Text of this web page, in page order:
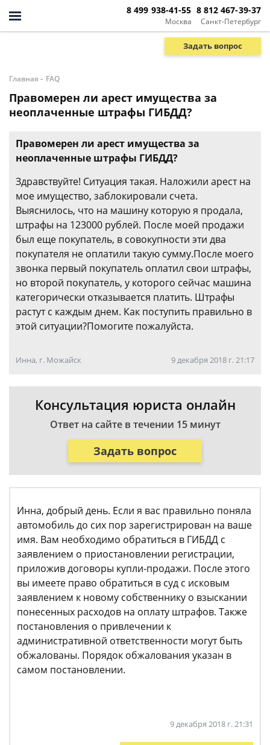
Москва
8 499 938-41-55
Санкт-Петербург
8 812 467-39-37
Задать вопрос
Главная - FAQ
Правомерен ли арест имущества за
неоплаченные штрафы ГИБДД?
Правомерен ли арест имущества за
неоплаченные штрафы ГИБДД?
Здравствуйте! Ситуация такая. Наложили арест на
мое имущество, заблокировали счета.
Выяснилось, что на машину которую я продала,
штрафы на 123000 рублей. После моей продажи
был еще покупатель, в совокупности эти два
покупателя не оплатили такую сумму.После моего
звонка первый покупатель оплатил свои штрафы,
но второй покупатель, у которого сейчас машина
категорически отказывается платить. Штрафы
растут с каждым днем. Как поступить правильно в
этой ситуации?Помогите пожалуйста.
Инна, г. Можайск 9 декабря 2018 г. 21:17
Консультация юриста онлайн
Ответ на сайте в течении 15 минут
Задать вопрос
Инна, добрый день. Если я вас правильно поняла
автомобиль до сих пор зарегистрирован на ваше
имя. Вам необходимо обратиться в ГИБДД с
заявлением о приостановлении регистрации,
приложив договоры купли-продажи. После этого
вы имеете право обратиться в суд с исковым
заявлением к новому собственнику о взыскании
понесенных расходов на оплату штрафов. Также
постановления о привлечении к
административной ответственности могут быть
обжалованы. Порядок обжалования указан в
самом постановлении.
9 декабря 2018 г. 21:31